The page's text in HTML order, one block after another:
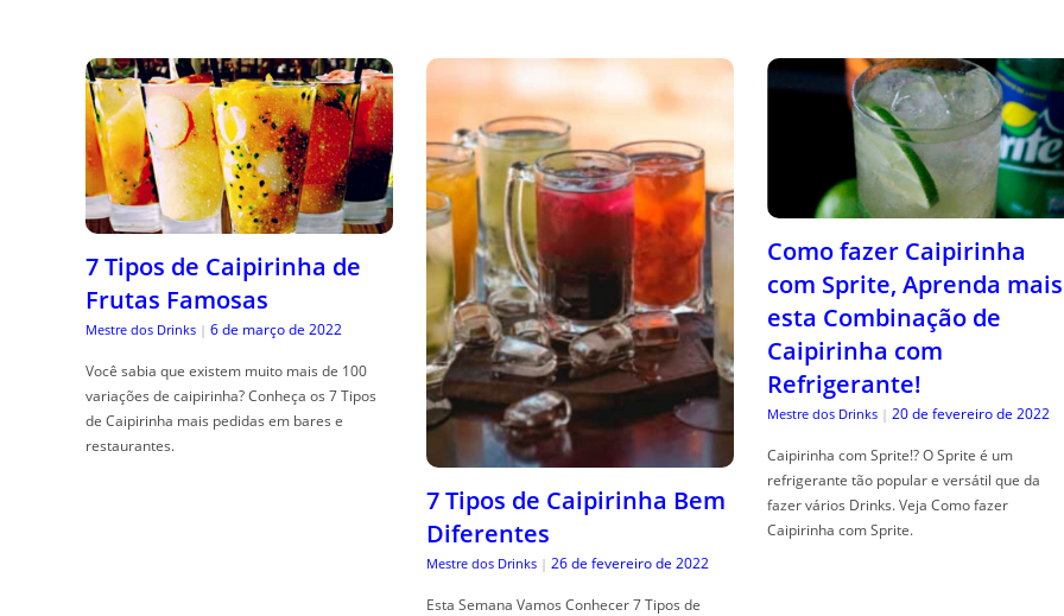
7 Tipos de Caipirinha de
Frutas Famosas
Mestre dos Drinks | 6 de março de 2022
Você sabia que existem muito mais de 100
variações de caipirinha? Conheça os 7 Tipos
de Caipirinha mais pedidas em bares e
restaurantes.
7 Tipos de Caipirinha Bem
Diferentes
Mestre dos Drinks | 26 de fevereiro de 2022
Esta Semana Vamos Conhecer 7 Tipos de
Como fazer Caipirinha
com Sprite, Aprenda mais
esta Combinação de
Caipirinha com
Refrigerante!
Mestre dos Drinks | 20 de fevereiro de 2022
Caipirinha com Sprite!? O Sprite é um
refrigerante tão popular e versátil que da
fazer vários Drinks. Veja Como fazer
Caipirinha com Sprite.